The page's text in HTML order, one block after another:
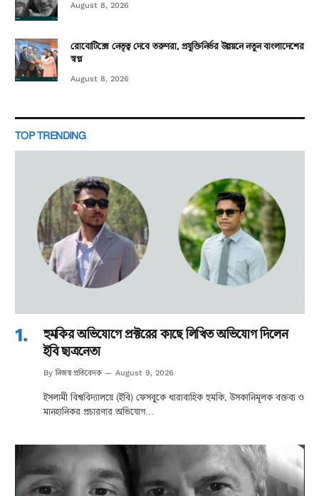
August 8, 2026
রোবোটিক্সে নেতৃত্ব দেবে তরুণরা, প্রযুক্তিনির্ভর উন্নয়নে নতুন বাংলাদেশের
স্বপ্ন
August 8, 2026
TOP TRENDING
হুমকির অভিযোগে প্রক্টরের কাছে লিখিত অভিযোগ দিলেন
ইবি ছাত্রনেতা
By নিজস্ব প্রতিবেদক August 9, 2026
ইসলামী বিশ্ববিদ্যালয়ে (ইবি) ফেসবুকে ধারাবাহিক হুমকি, উসকানিমূলক বক্তব্য ও
মানহানিকর প্রচারণার অভিযোগ…